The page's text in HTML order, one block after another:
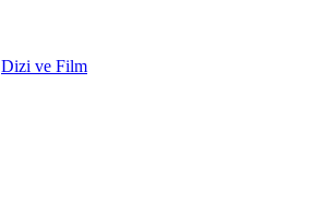
Dizi ve Film